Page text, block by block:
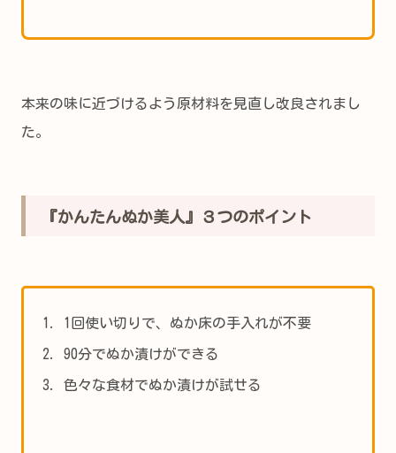
本来の味に近づけるよう原材料を見直し改良されまし
た。
『かんたんぬか美人』３つのポイント
1回使い切りで、ぬか床の手入れが不要
90分でぬか漬けができる
色々な食材でぬか漬けが試せる